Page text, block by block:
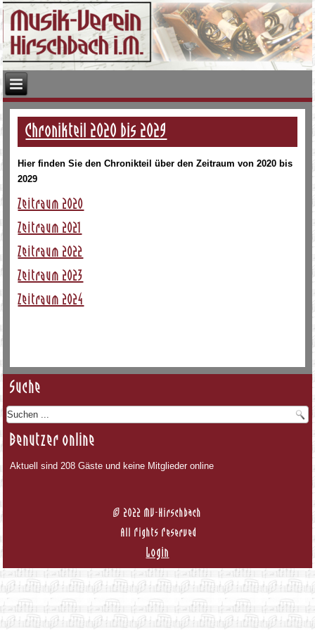
Chronikteil 2020 bis 2029
Hier finden Sie den Chronikteil über den Zeitraum von 2020 bis
2029
Zeitraum 2020
Zeitraum 2021
Zeitraum 2022
Zeitraum 2023
Zeitraum 2024
Suche
Benutzer online
Aktuell sind 208 Gäste und keine Mitglieder online
© 2022 MV-Hirschbach
All Rights Reserved
Login